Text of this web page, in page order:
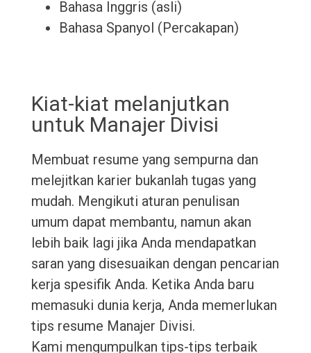
Bahasa Inggris (asli)
Bahasa Spanyol (Percakapan)
Kiat-kiat melanjutkan
untuk Manajer Divisi
Membuat resume yang sempurna dan
melejitkan karier bukanlah tugas yang
mudah. Mengikuti aturan penulisan
umum dapat membantu, namun akan
lebih baik lagi jika Anda mendapatkan
saran yang disesuaikan dengan pencarian
kerja spesifik Anda. Ketika Anda baru
memasuki dunia kerja, Anda memerlukan
tips resume Manajer Divisi.
Kami mengumpulkan tips-tips terbaik